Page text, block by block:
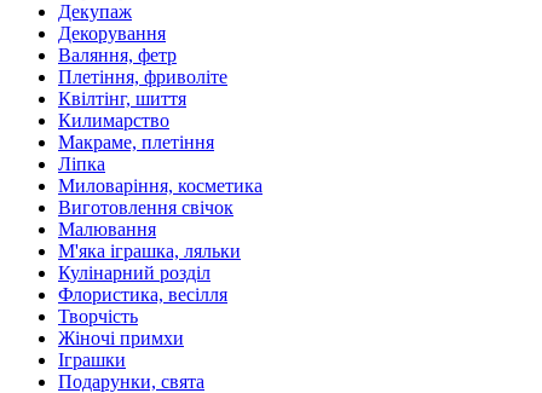
Декупаж
Декорування
Валяння, фетр
Плетіння, фриволіте
Квілтінг, шиття
Килимарство
Макраме, плетіння
Ліпка
Миловаріння, косметика
Виготовлення свічок
Малювання
М'яка іграшка, ляльки
Кулінарний розділ
Флористика, весілля
Творчість
Жіночі примхи
Іграшки
Подарунки, свята